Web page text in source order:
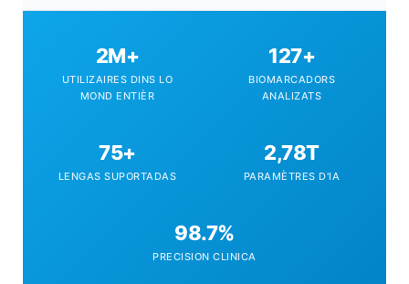
pròvas.
2M+
UTILIZAIRES DINS LO
MOND ENTIÈR
127+
BIOMARCADORS
ANALIZATS
75+
LENGAS SUPORTADAS
2,78T
PARAMÈTRES D'IA
98.7%
PRECISION CLINICA